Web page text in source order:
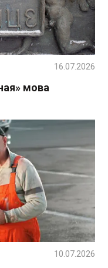
мова
16.07.2026
10.07.2026